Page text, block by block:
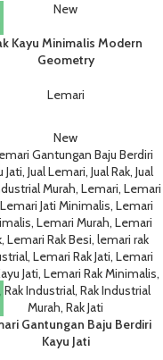
New
Kayu Minimalis Modern
Geometry
Lemari
New
Gantungan Baju Berdiri
Kayu Jati